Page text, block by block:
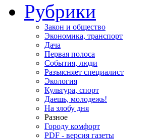
Рубрики
Закон и общество
Экономика, транспорт
Дача
Первая полоса
События, люди
Разъясняет специалист
Экология
Культура, спорт
Даешь, молодежь!
На злобу дня
Разное
Городу комфорт
PDF - версия газеты